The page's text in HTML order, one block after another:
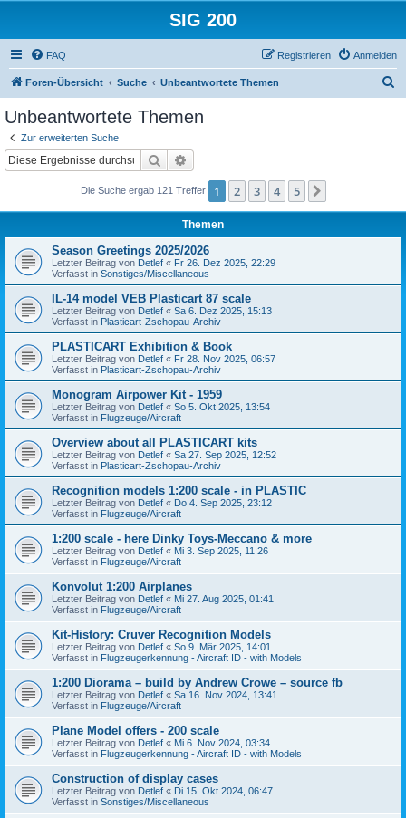
SIG 200
FAQ Anmelden
Registrieren
Foren-Übersicht Suche Unbeantwortete Themen
Unbeantwortete Themen
Zur erweiterten Suche
Suche
Die Suche ergab 121 Treffer 1 2 3 4 5
Themen
Season Greetings 2025/2026
Letzter Beitrag von Detlef « Fr 26. Dez 2025, 22:29
Verfasst in Sonstiges/Miscellaneous
IL-14 model VEB Plasticart 87 scale
Letzter Beitrag von Detlef « Sa 6. Dez 2025, 15:13
Verfasst in Plasticart-Zschopau-Archiv
PLASTICART Exhibition & Book
Letzter Beitrag von Detlef « Fr 28. Nov 2025, 06:57
Verfasst in Plasticart-Zschopau-Archiv
Monogram Airpower Kit - 1959
Letzter Beitrag von Detlef « So 5. Okt 2025, 13:54
Verfasst in Flugzeuge/Aircraft
Overview about all PLASTICART kits
Letzter Beitrag von Detlef « Sa 27. Sep 2025, 12:52
Verfasst in Plasticart-Zschopau-Archiv
Recognition models 1:200 scale - in PLASTIC
Letzter Beitrag von Detlef « Do 4. Sep 2025, 23:12
Verfasst in Flugzeuge/Aircraft
1:200 scale - here Dinky Toys-Meccano & more
Letzter Beitrag von Detlef « Mi 3. Sep 2025, 11:26
Verfasst in Flugzeuge/Aircraft
Konvolut 1:200 Airplanes
Letzter Beitrag von Detlef « Mi 27. Aug 2025, 01:41
Verfasst in Flugzeuge/Aircraft
Kit-History: Cruver Recognition Models
Letzter Beitrag von Detlef « So 9. Mär 2025, 14:01
Verfasst in Flugzeugerkennung - Aircraft ID - with Models
1:200 Diorama – build by Andrew Crowe – source fb
Letzter Beitrag von Detlef « Sa 16. Nov 2024, 13:41
Verfasst in Flugzeuge/Aircraft
Plane Model offers - 200 scale
Letzter Beitrag von Detlef « Mi 6. Nov 2024, 03:34
Verfasst in Flugzeugerkennung - Aircraft ID - with Models
Construction of display cases
Letzter Beitrag von Detlef « Di 15. Okt 2024, 06:47
Verfasst in Sonstiges/Miscellaneous